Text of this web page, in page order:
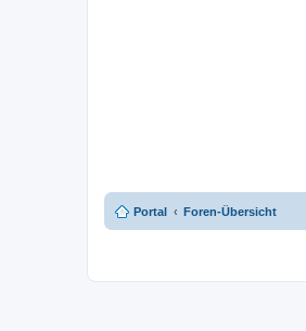
Portal Foren-Übersicht